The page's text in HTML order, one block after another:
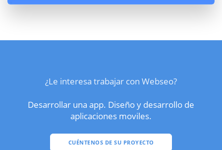
¿Le interesa trabajar con Webseo?
Desarrollar una app. Diseño y desarrollo de
aplicaciones moviles.
CUÉNTENOS DE SU PROYECTO